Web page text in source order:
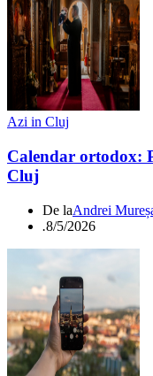
Azi in Cluj
Calendar ortodox:
Cluj
De laAndrei
.8/5/2026